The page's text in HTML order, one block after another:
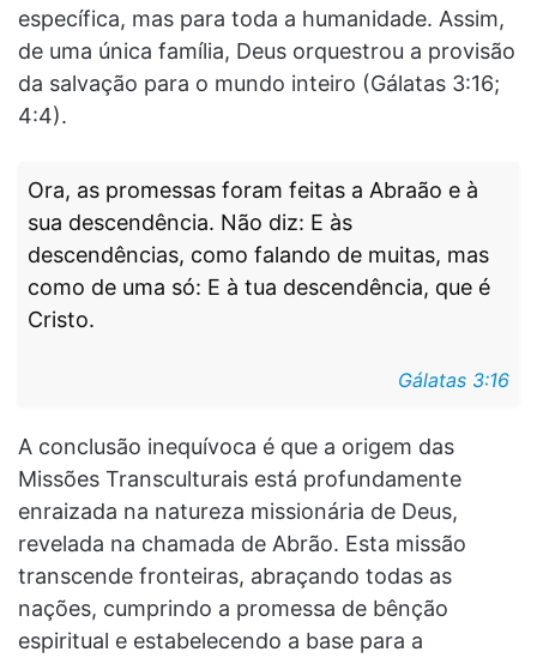
específica, mas para toda a humanidade. Assim,
de uma única família, Deus orquestrou a provisão
da salvação para o mundo inteiro (Gálatas 3:16;
4:4).
Ora, as promessas foram feitas a Abraão e à
sua descendência. Não diz: E às
descendências, como falando de muitas, mas
como de uma só: E à tua descendência, que é
Cristo.
Gálatas 3:16
A conclusão inequívoca é que a origem das
Missões Transculturais está profundamente
enraizada na natureza missionária de Deus,
revelada na chamada de Abrão. Esta missão
transcende fronteiras, abraçando todas as
nações, cumprindo a promessa de bênção
espiritual e estabelecendo a base para a